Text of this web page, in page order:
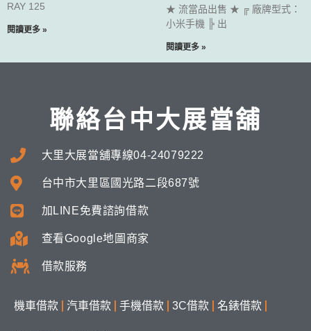
RAY 125
閱讀更多 »
★ 流當品出售 ★ ╔ 廠牌型式：
小米手機 ╠ 出
閱讀更多 »
聯絡台中大展當舖
大里大展當舖專線04-24079222
台中市大里區國光路二段687號
加LINE免費諮詢借款
查看Google地圖商家
借款服務
機車借款 汽車借款 手機借款 3C借款 名錶借款